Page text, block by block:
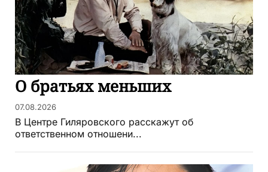
О братьях меньших
07.08.2026
В Центре Гиляровского расскажут об
ответственном отношени...